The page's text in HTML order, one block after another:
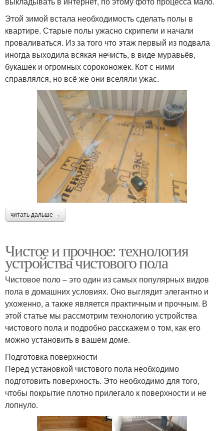
Этой зимой встала необходимость сделать полы в
квартире. Старые полы ужасно скрипели и начали
проваливаться. Из за того что этаж первый из подвала
иногда выходила всякая нечисть, в виде муравьёв,
букашек и огромных сороконожек. Кот с ними
справлялся, но всё же они вселяли ужас.
читать дальше →
Чистое и прочное: технология
устройства чистового пола
Чистовое поло – это один из самых популярных видов
пола в домашних условиях. Оно выглядит элегантно и
ухоженно, а также является практичным и прочным. В
этой статье мы рассмотрим технологию устройства
чистового пола и подробно расскажем о том, как его
можно установить в вашем доме.
Подготовка поверхности
Перед установкой чистового пола необходимо
подготовить поверхность. Это необходимо для того,
чтобы покрытие плотно прилегало к поверхности и не
лопнуло.